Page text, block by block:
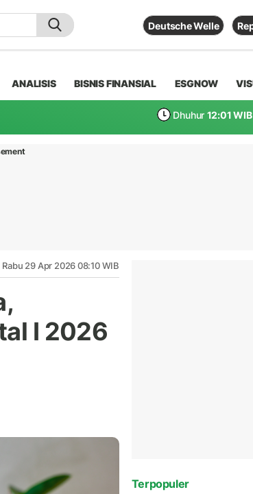
Deutsche Welle
ANALISIS BISNIS FINANSIAL ESGNOW
Dhuhur 12:01 WIB
Rabu 29 Apr 2026 08:10 WIB
I 2026
Terpopuler